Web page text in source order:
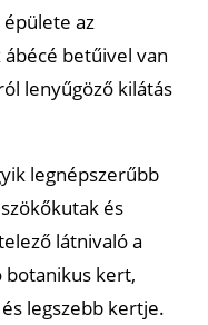
az
betűivel van
lenyűgöző kilátás
legnépszerűbb
és
látnivaló a
kert,
legszebb kertje.